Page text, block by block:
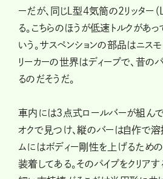
ーだが、同じＬ型４気筒の２リッター
る。こちらのほうが低速トルクがあ
いう。サスペンションの部品はニス
リーカーの世界はディープで、昔の
るのだそうだ。
車内には３点式ロールバーが組ん
オクで見つけ、縦のバーは自作で溶
ムにはボディー剛性を上げるための
装着してある。そのパイプをクリアす